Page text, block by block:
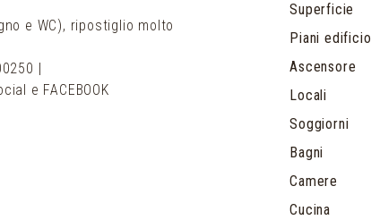
e WC), ripostiglio molto
|
e FACEBOOK
Superficie
Piani edificio
Ascensore
Locali
Soggiorni
Bagni
Camere
Cucina